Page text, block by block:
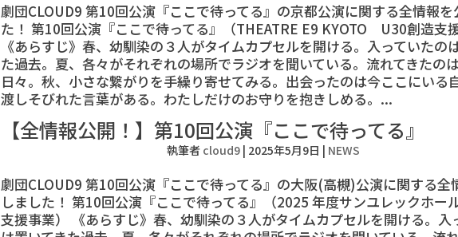
劇団CLOUD9 第10回公演『ここで待ってる』の京都公演に関する全情報を
た！ 第10回公演『ここで待ってる』（THEATRE E9 KYOTO U30創造支援
《あらすじ》春、幼馴染の３人がタイムカプセルを開ける。入っていたの
た過去。夏、各々がそれぞれの場所でラジオを聞いている。流れてきたの
日々。秋、小さな繋がりを手繰り寄せてみる。出会ったのは今ここにいる
渡しそびれた言葉がある。わたしだけのお守りを抱きしめる。...
【全情報公開！】第10回公演『ここで待ってる』
執筆者 cloud9 | 2025年5月9日 | NEWS
劇団CLOUD9 第10回公演『ここで待ってる』の大阪(高槻)公演に関する全
しました！ 第10回公演『ここで待ってる』（2025 年度サンユレックホー
支援事業） 《あらすじ》春、幼馴染の３人がタイムカプセルを開ける。入